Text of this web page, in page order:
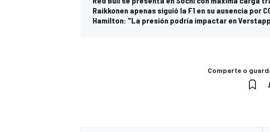
Raikkonen apenas siguió la F1 en su ausencia por
Hamilton: "La presión podría impactar en
Comparte o